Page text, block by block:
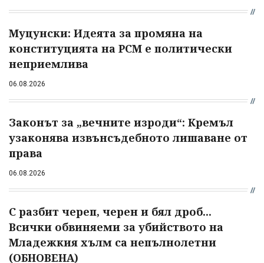
Муцунски: Идеята за промяна на
конституцията на РСМ е политически
неприемлива
06.08.2026
Законът за „вечните изроди“: Кремъл
узаконява извънсъдебното лишаване от
права
06.08.2026
С разбит череп, черен и бял дроб...
Всички обвиняеми за убийството на
Младежкия хълм са непълнолетни
(ОБНОВЕНА)